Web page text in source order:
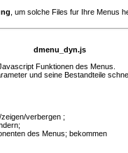
, um solche Files fur Ihre Menus
dmenu_dyn.js
Funktionen des Menus.
und seine Bestandteile
verbergen ;
des Menus; bekommen